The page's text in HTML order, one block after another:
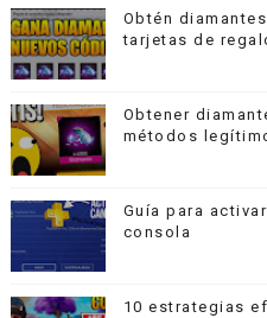
Obtén
tarjetas de
Obtener
métodos
Guía para
consola
10 estrategias